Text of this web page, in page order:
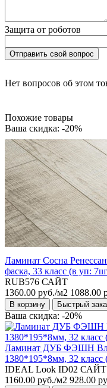
Защита от роботов
Отправить свой вопрос
Нет вопросов об этом
Похожие товары
Ваша скидка: -20%
Ламинат Сосна
фаска, 33 класс (в уп:
RUB576 САЙТ
1360.00 руб./м2 1088.00
В корзину Быстрый
Ваша скидка: -20%
Ламинат ДУБ ФЭШН
1380*195*8мм, 32
IDEAL Look ID02 САЙТ
1160.00 руб./м2 928.00